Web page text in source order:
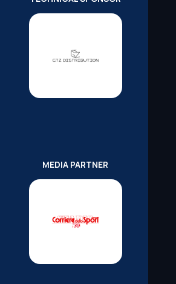
MEDIA PARTNER